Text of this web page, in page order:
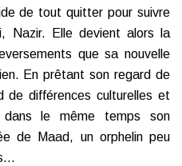
de tout quitter pour suivre
Nazir. Elle devient alors la
que sa nouvelle
En prêtant son regard de
de différences culturelles et
dans le même temps son
de Maad, un orphelin peu